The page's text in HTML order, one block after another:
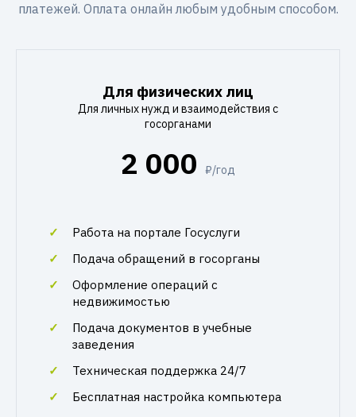
платежей. Оплата онлайн любым удобным способом.
Для физических лиц
Для личных нужд и взаимодействия с
госорганами
2 000 ₽/год
Работа на портале Госуслуги
Подача обращений в госорганы
Оформление операций с
недвижимостью
Подача документов в учебные
заведения
Техническая поддержка 24/7
Бесплатная настройка компьютера